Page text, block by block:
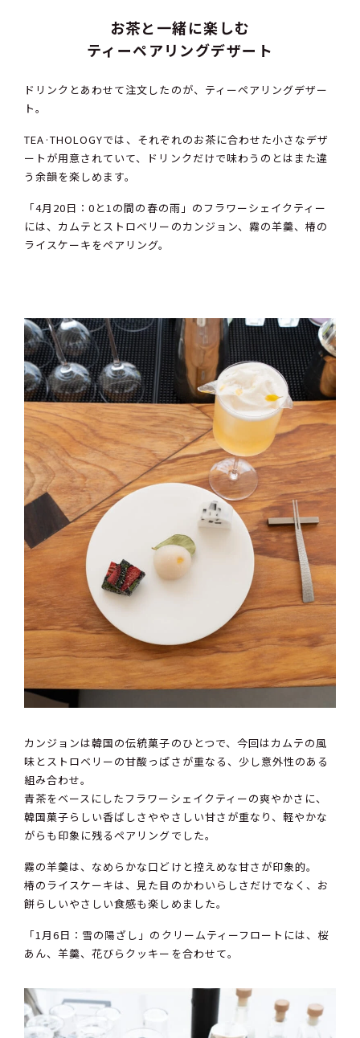
お茶と一緒に楽しむ
ティーペアリングデザート
ドリンクとあわせて注文したのが、ティーペアリングデザー
ト。
TEA·THOLOGYでは、それぞれのお茶に合わせた小さなデザ
ートが用意されていて、ドリンクだけで味わうのとはまた違
う余韻を楽しめます。
「4月20日：0と1の間の春の雨」のフラワーシェイクティー
には、カムテとストロベリーのカンジョン、霧の羊羹、椿の
ライスケーキをペアリング。
カンジョンは韓国の伝統菓子のひとつで、今回はカムテの風
味とストロベリーの甘酸っぱさが重なる、少し意外性のある
組み合わせ。
青茶をベースにしたフラワーシェイクティーの爽やかさに、
韓国菓子らしい香ばしさややさしい甘さが重なり、軽やかな
がらも印象に残るペアリングでした。
霧の羊羹は、なめらかな口どけと控えめな甘さが印象的。
椿のライスケーキは、見た目のかわいらしさだけでなく、お
餅らしいやさしい食感も楽しめました。
「1月6日：雪の陽ざし」のクリームティーフロートには、桜
あん、羊羹、花びらクッキーを合わせて。